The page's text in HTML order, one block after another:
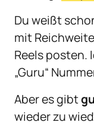
Du weißt
mit
Reels posten.
„Guru“
Aber es gibt
wieder zu